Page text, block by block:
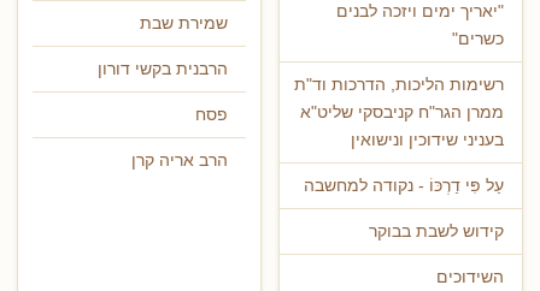
"יאריך ימים ויזכה לבנים
כשרים"
רשימות הליכות, הדרכות וד"ת
ממרן הגר"ח קניבסקי שליט"א
בעניני שידוכין ונישואין
עַל פִּי דַרְכּוֹ - נקודה למחשבה
קידוש לשבת בבוקר
השידוכים
שמירת שבת
הרבנית בקשי דורון
פסח
הרב אריה קרן